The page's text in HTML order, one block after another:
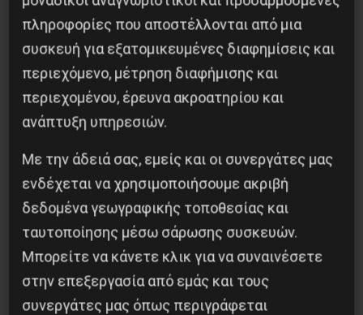
Η Eπανάσταση της 19 Ιουλίου 1936 στην
5 Αυγούστου 2026
πληροφορίες που αποστέλλονται από μια
συσκευή για εξατομικευμένες διαφημίσεις και
περιεχόμενο, μέτρηση διαφήμισης και
περιεχομένου, έρευνα ακροατηρίου και
ανάπτυξη υπηρεσιών.
Με την άδειά σας, εμείς και οι συνεργάτες μας
ενδέχεται να χρησιμοποιήσουμε ακριβή
δεδομένα γεωγραφικής τοποθεσίας και
ταυτοποίησης μέσω σάρωσης συσκευών.
Μπορείτε να κάνετε κλικ για να συναινέσετε
στην επεξεργασία από εμάς και τους
συνεργάτες μας όπως περιγράφεται